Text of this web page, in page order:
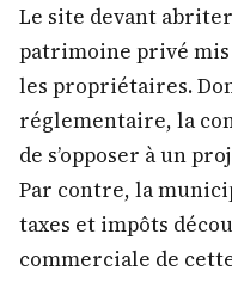
Le site devant
patrimoine privé mis
les propriétaires.
réglementaire, la
de s’opposer à un
Par contre, la
taxes et impôts
commerciale de